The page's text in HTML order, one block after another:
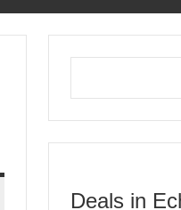
Deals in